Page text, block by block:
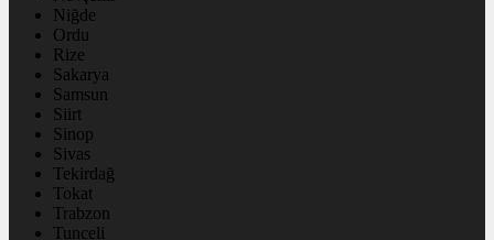
Niğde
Ordu
Rize
Sakarya
Samsun
Siirt
Sinop
Sivas
Tekirdağ
Tokat
Trabzon
Tunceli